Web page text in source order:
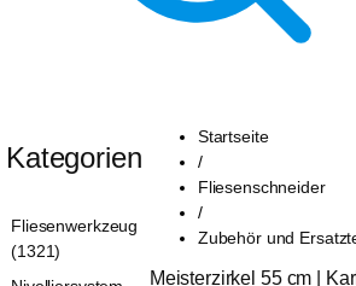
Startseite
/
Fliesenschneider
/
Zubehör und
Meisterzirkel 55 cm |
Kategorien
Fliesenwerkzeug
(1321)